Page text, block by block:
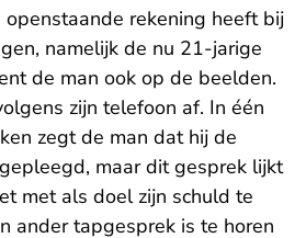
rekening heeft bij
namelijk de nu 21-jarige
de man ook op de beelden.
zijn telefoon af. In één
zegt de man dat hij de
maar dit gesprek lijkt
met als doel zijn schuld te
ander tapgesprek is te horen